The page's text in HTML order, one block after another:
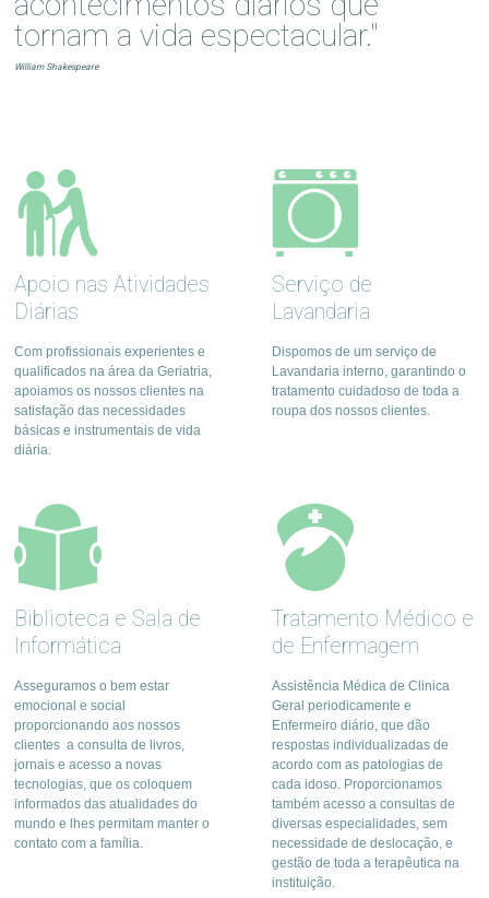
tornam a vida espectacular."
William Shakespeare
Apoio nas Atividades
Diárias
Com profissionais experientes e
qualificados na área da Geriatria,
apoiamos os nossos clientes na
satisfação das necessidades
básicas e instrumentais de vida
diária.
Serviço de
Lavandaria
Dispomos de um serviço de
Lavandaria interno, garantindo o
tratamento cuidadoso de toda a
roupa dos nossos clientes.
Biblioteca e Sala de
Informática
Asseguramos o bem estar
emocional e social
proporcionando aos nossos
clientes a consulta de livros,
jornais e acesso a novas
tecnologias, que os coloquem
informados das atualidades do
mundo e lhes permitam manter o
contato com a família.
Tratamento Médico e
de Enfermagem
Assistência Médica de Clinica
Geral periodicamente e
Enfermeiro diário, que dão
respostas individualizadas de
acordo com as patologias de
cada idoso. Proporcionamos
também acesso a consultas de
diversas especialidades, sem
necessidade de deslocação, e
gestão de toda a terapêutica na
instituição.